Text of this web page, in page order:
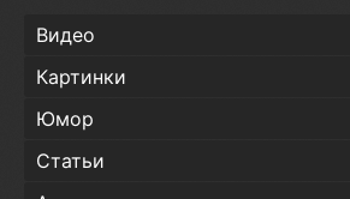
Видео
Картинки
Юмор
Статьи